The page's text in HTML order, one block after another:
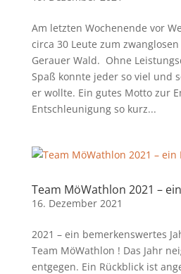
Am letzten Wochenende vor
circa 30 Leute zum
Gerauer Wald. Ohne
Spaß konnte jeder so viel und
er wollte. Ein gutes Motto zur
Entschleunigung so kurz...
Team MöWathlon 2021 –
16. Dezember 2021
2021 – ein bemerkenswertes
Team MöWathlon ! Das Jahr
entgegen. Ein Rückblick ist